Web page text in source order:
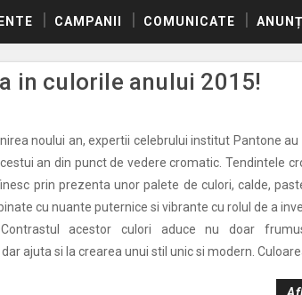
CAMPANII COMUNICATE
in culorile anului 2015!
noului an, expertii celebrului institut Pantone
an din punct de vedere cromatic. Tendintele
prin prezenta unor palete de culori, calde,
cu nuante puternice si vibrante cu rolul de a
Contrastul acestor culori aduce nu doar
ajuta si la crearea unui stil unic si modern.